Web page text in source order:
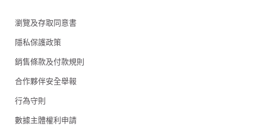
瀏覽及存取同意書
隱私保護政策
銷售條款及付款規則
合作夥伴安全舉報
行為守則
數據主體權利申請